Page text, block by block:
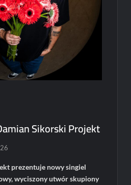
Sikorski Projekt
prezentuje nowy singiel
wyciszony utwór skupiony